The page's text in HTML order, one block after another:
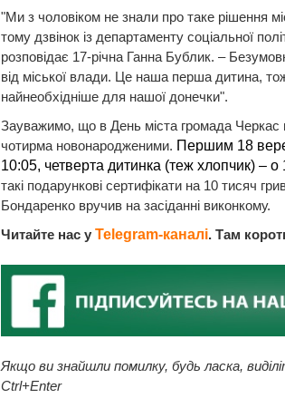
"Ми з чоловіком не знали про таке рішення
тому дзвінок із департаменту соціальної
розповідає 17-річна Ганна Бублик. –
від міської влади. Це наша перша дитина,
найнеобхідніше для нашої донечки".
Зауважимо, що в День міста громада Черкас
чотирма новонародженими. Першим 18
10:05, четверта дитинка (теж хлопчик) – о
такі подарункові сертифікати на 10 тисяч
Бондаренко вручив на засіданні виконкому.
Читайте нас у Telegram-каналі. Там
Якщо ви знайшли помилку, будь ласка,
Ctrl+Enter